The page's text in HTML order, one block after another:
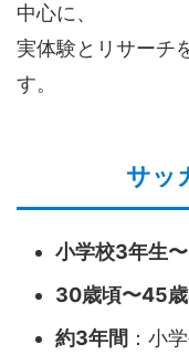
中心に、
実体験とリサーチ
す。
サッ
小学校3年生
30歳頃〜45
約3年間 ：小